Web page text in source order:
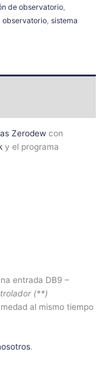
de observatorio,
observatorio, sistema
Zerodew con
y el programa
entrada DB9 –
(**)
al mismo tiempo
.